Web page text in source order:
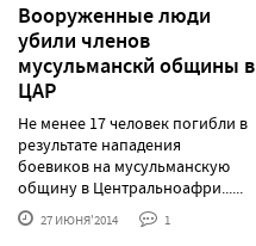
Вооруженные люди
убили членов
мусульманскй общины в
ЦАР
Не менее 17 человек погибли в
результате нападения
боевиков на мусульманскую
общину в Центральноафри......
27 ИЮНЯ'2014 1